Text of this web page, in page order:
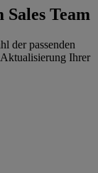
Sales Team
der passenden
Ihrer